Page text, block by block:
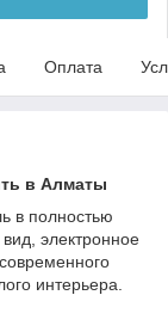
Оплата
в Алматы
в полностью
электронное
интерьера.